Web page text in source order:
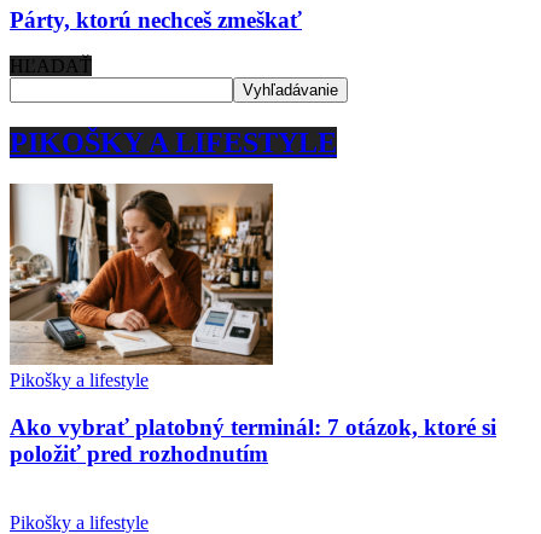
Párty, ktorú nechceš zmeškať
HĽADAŤ
PIKOŠKY A LIFESTYLE
Pikošky a lifestyle
Ako vybrať platobný terminál: 7 otázok, ktoré si
položiť pred rozhodnutím
Pikošky a lifestyle